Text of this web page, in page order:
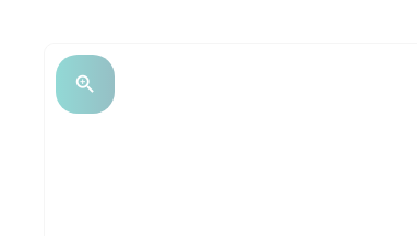
zoom_in